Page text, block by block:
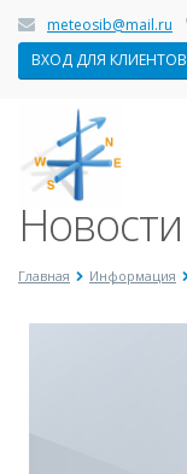
meteosib@mail.ru
ВХОД ДЛЯ КЛИЕНТОВ
Новости
Главная Информация